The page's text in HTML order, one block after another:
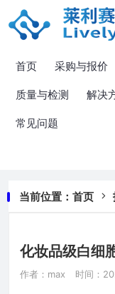
首页 采购与报价
质量与检测 解决
常见问题
当前位置： 首页
化妆品级白细
作者：max 时间：